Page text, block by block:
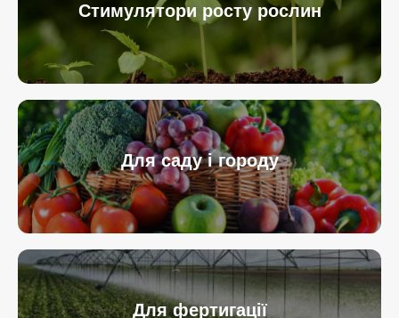
Стимулятори росту рослин
Для саду і городу
Для фертигації